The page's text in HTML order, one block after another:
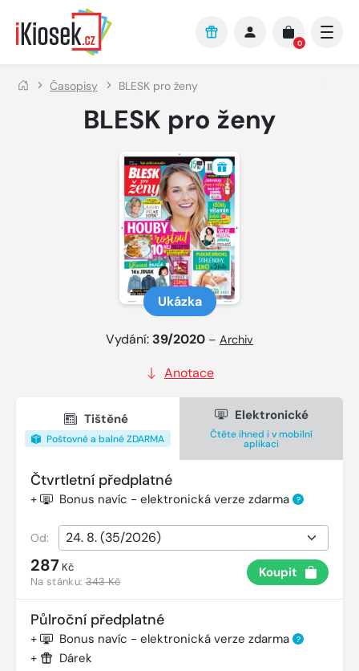
Přejít na hlavní obsah
0
Časopisy BLESK pro ženy
BLESK pro ženy
Ukázka
Vydání: 39/2020 – Archiv
Anotace
Tištěné
Poštovné a balné ZDARMA
Elektronické
Čtěte ihned i v mobilní
aplikaci
Čtvrtletní předplatné
+ Bonus navíc - elektronická verze zdarma ?
Od:
287 Kč
Na stánku:343 Kč
Koupit
Půlroční předplatné
+ Bonus navíc - elektronická verze zdarma ?
+ Dárek